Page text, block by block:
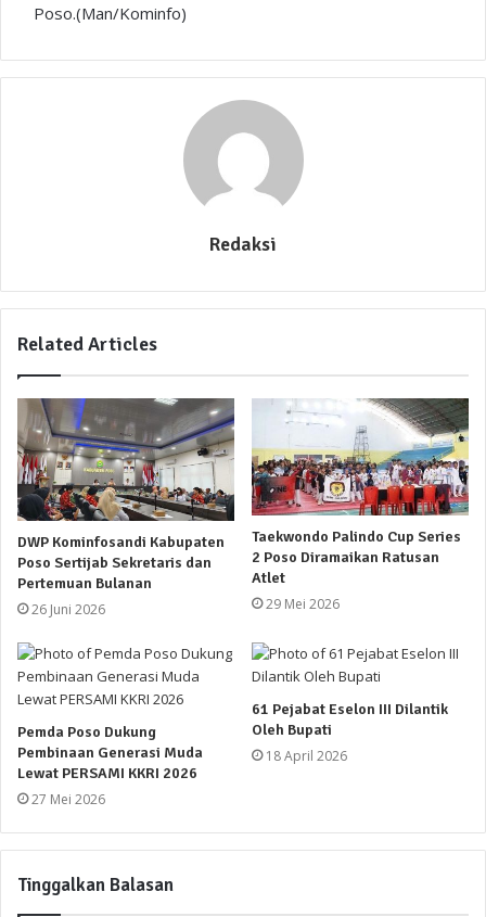
Poso.(Man/Kominfo)
Redaksi
Related Articles
DWP Kominfosandi Kabupaten
Poso Sertijab Sekretaris dan
Pertemuan Bulanan
26 Juni 2026
Taekwondo Palindo Cup Series
2 Poso Diramaikan Ratusan
Atlet
29 Mei 2026
Pemda Poso Dukung
Pembinaan Generasi Muda
Lewat PERSAMI KKRI 2026
27 Mei 2026
61 Pejabat Eselon III Dilantik
Oleh Bupati
18 April 2026
Tinggalkan Balasan